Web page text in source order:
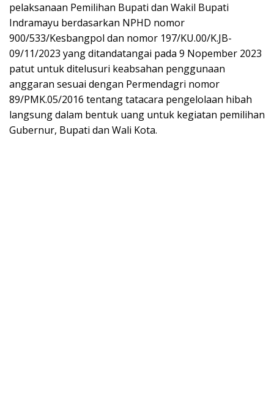
pelaksanaan Pemilihan Bupati dan Wakil Bupati
Indramayu berdasarkan NPHD nomor
900/533/Kesbangpol dan nomor 197/KU.00/K.JB-
09/11/2023 yang ditandatangai pada 9 Nopember 2023
patut untuk ditelusuri keabsahan penggunaan
anggaran sesuai dengan Permendagri nomor
89/PMK.05/2016 tentang tatacara pengelolaan hibah
langsung dalam bentuk uang untuk kegiatan pemilihan
Gubernur, Bupati dan Wali Kota.